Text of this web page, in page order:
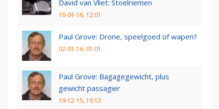
David van Vliet: Stoelriemen
10-01-16, 12:01
Paul Grove: Drone, speelgoed of wapen?
02-01-16, 01:01
Paul Grove: Bagagegewicht, plus
gewicht passagier
19-12-15, 10:12